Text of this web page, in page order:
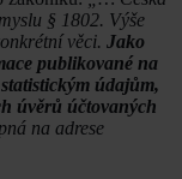
§ 1802. Výše
věci. Jako
publikované na
údajům,
úvěrů účtovaných
na adrese